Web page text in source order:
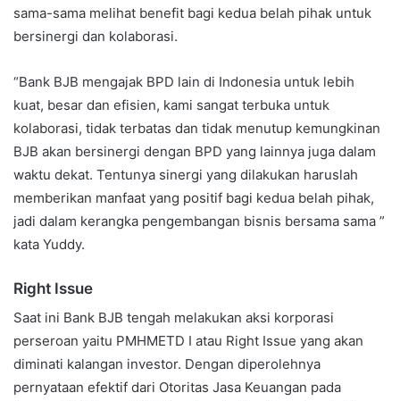
sama-sama melihat benefit bagi kedua belah pihak untuk
bersinergi dan kolaborasi.
“Bank BJB mengajak BPD lain di Indonesia untuk lebih
kuat, besar dan efisien, kami sangat terbuka untuk
kolaborasi, tidak terbatas dan tidak menutup kemungkinan
BJB akan bersinergi dengan BPD yang lainnya juga dalam
waktu dekat. Tentunya sinergi yang dilakukan haruslah
memberikan manfaat yang positif bagi kedua belah pihak,
jadi dalam kerangka pengembangan bisnis bersama sama ”
kata Yuddy.
Right Issue
Saat ini Bank BJB tengah melakukan aksi korporasi
perseroan yaitu PMHMETD I atau Right Issue yang akan
diminati kalangan investor. Dengan diperolehnya
pernyataan efektif dari Otoritas Jasa Keuangan pada